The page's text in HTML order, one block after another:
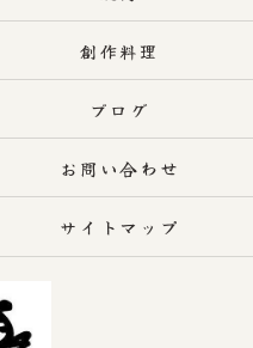
創作料理
ブログ
お問い合わせ
サイトマップ